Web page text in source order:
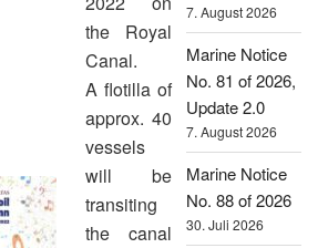
the Royal
Canal.
A flotilla of
approx. 40
vessels
will be
transiting
the canal
7. August 2026
Marine Notice
No. 81 of 2026,
Update 2.0
7. August 2026
Marine Notice
No. 88 of 2026
30. Juli 2026